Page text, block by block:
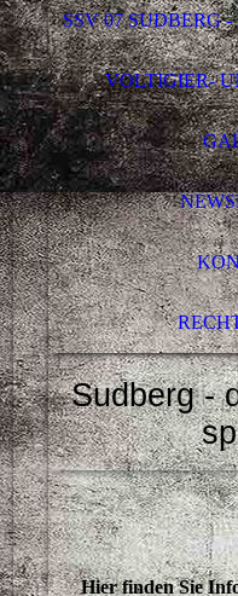
SSV 07 SUDBERG
VOLTIGIER-
Sudberg -
Hier finden Sie